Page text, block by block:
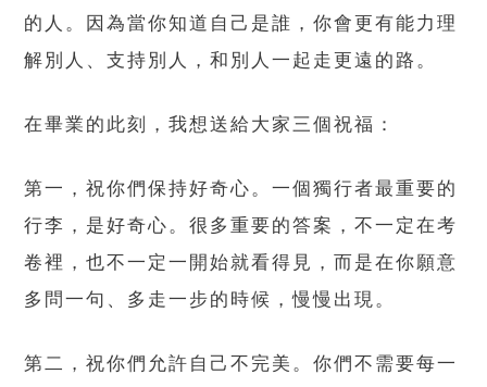
的人。因為當你知道自己是誰，你會更有能力理
解別人、支持別人，和別人一起走更遠的路。
在畢業的此刻，我想送給大家三個祝福：
第一，祝你們保持好奇心。一個獨行者最重要的
行李，是好奇心。很多重要的答案，不一定在考
卷裡，也不一定一開始就看得見，而是在你願意
多問一句、多走一步的時候，慢慢出現。
第二，祝你們允許自己不完美。你們不需要每一